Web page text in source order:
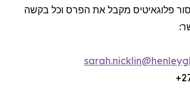
פלוגאיטיס מקבל את הפרס וכל בקשה